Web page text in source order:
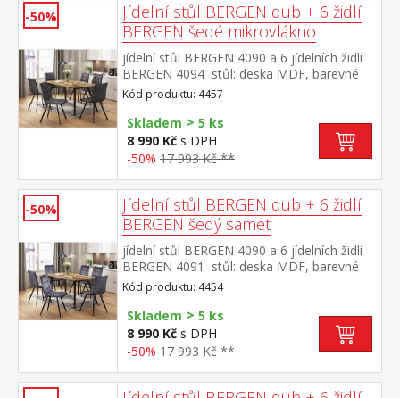
cm
-50%
Jídelní stůl BERGEN dub + 6 židlí
BERGEN šedé mikrovlákno
jídelní stůl BERGEN 4090 a 6 jídelních židlí
BERGEN 4094 stůl: deska MDF, barevné
provedení dub Wotan kovová konstrukce,
barevné provedení černá židle: potah
broušená kůže – imitace mikrovlákno,
barevné provedení antracitová kovová
konstrukce, barevné provedení černá výška
80 × 75 cm rozměr židle (š/h/v) 45 × 53 × 88
cm
Kód produktu: 4457
Skladem > 5 ks
8 990 Kč s DPH
-50% 17 993 Kč **
-50%
Jídelní stůl BERGEN dub + 6 židlí
BERGEN šedý samet
jídelní stůl BERGEN 4090 a 6 jídelních židlí
BERGEN 4091 stůl: deska MDF, barevné
provedení dub Wotan kovová konstrukce,
barevné provedení černá židle: sametový
potah, barevné provedení šedá kovová
konstrukce, barevné provedení černá výška
sedu židle 49 cm rozměr stolu (š/h/v) 140 ×
cm
Kód produktu: 4454
Skladem > 5 ks
8 990 Kč s DPH
-50% 17 993 Kč **